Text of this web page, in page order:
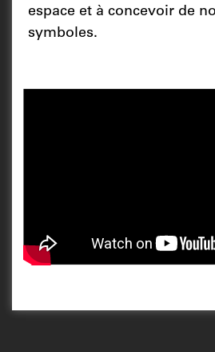
espace et à concevoir de
symboles.